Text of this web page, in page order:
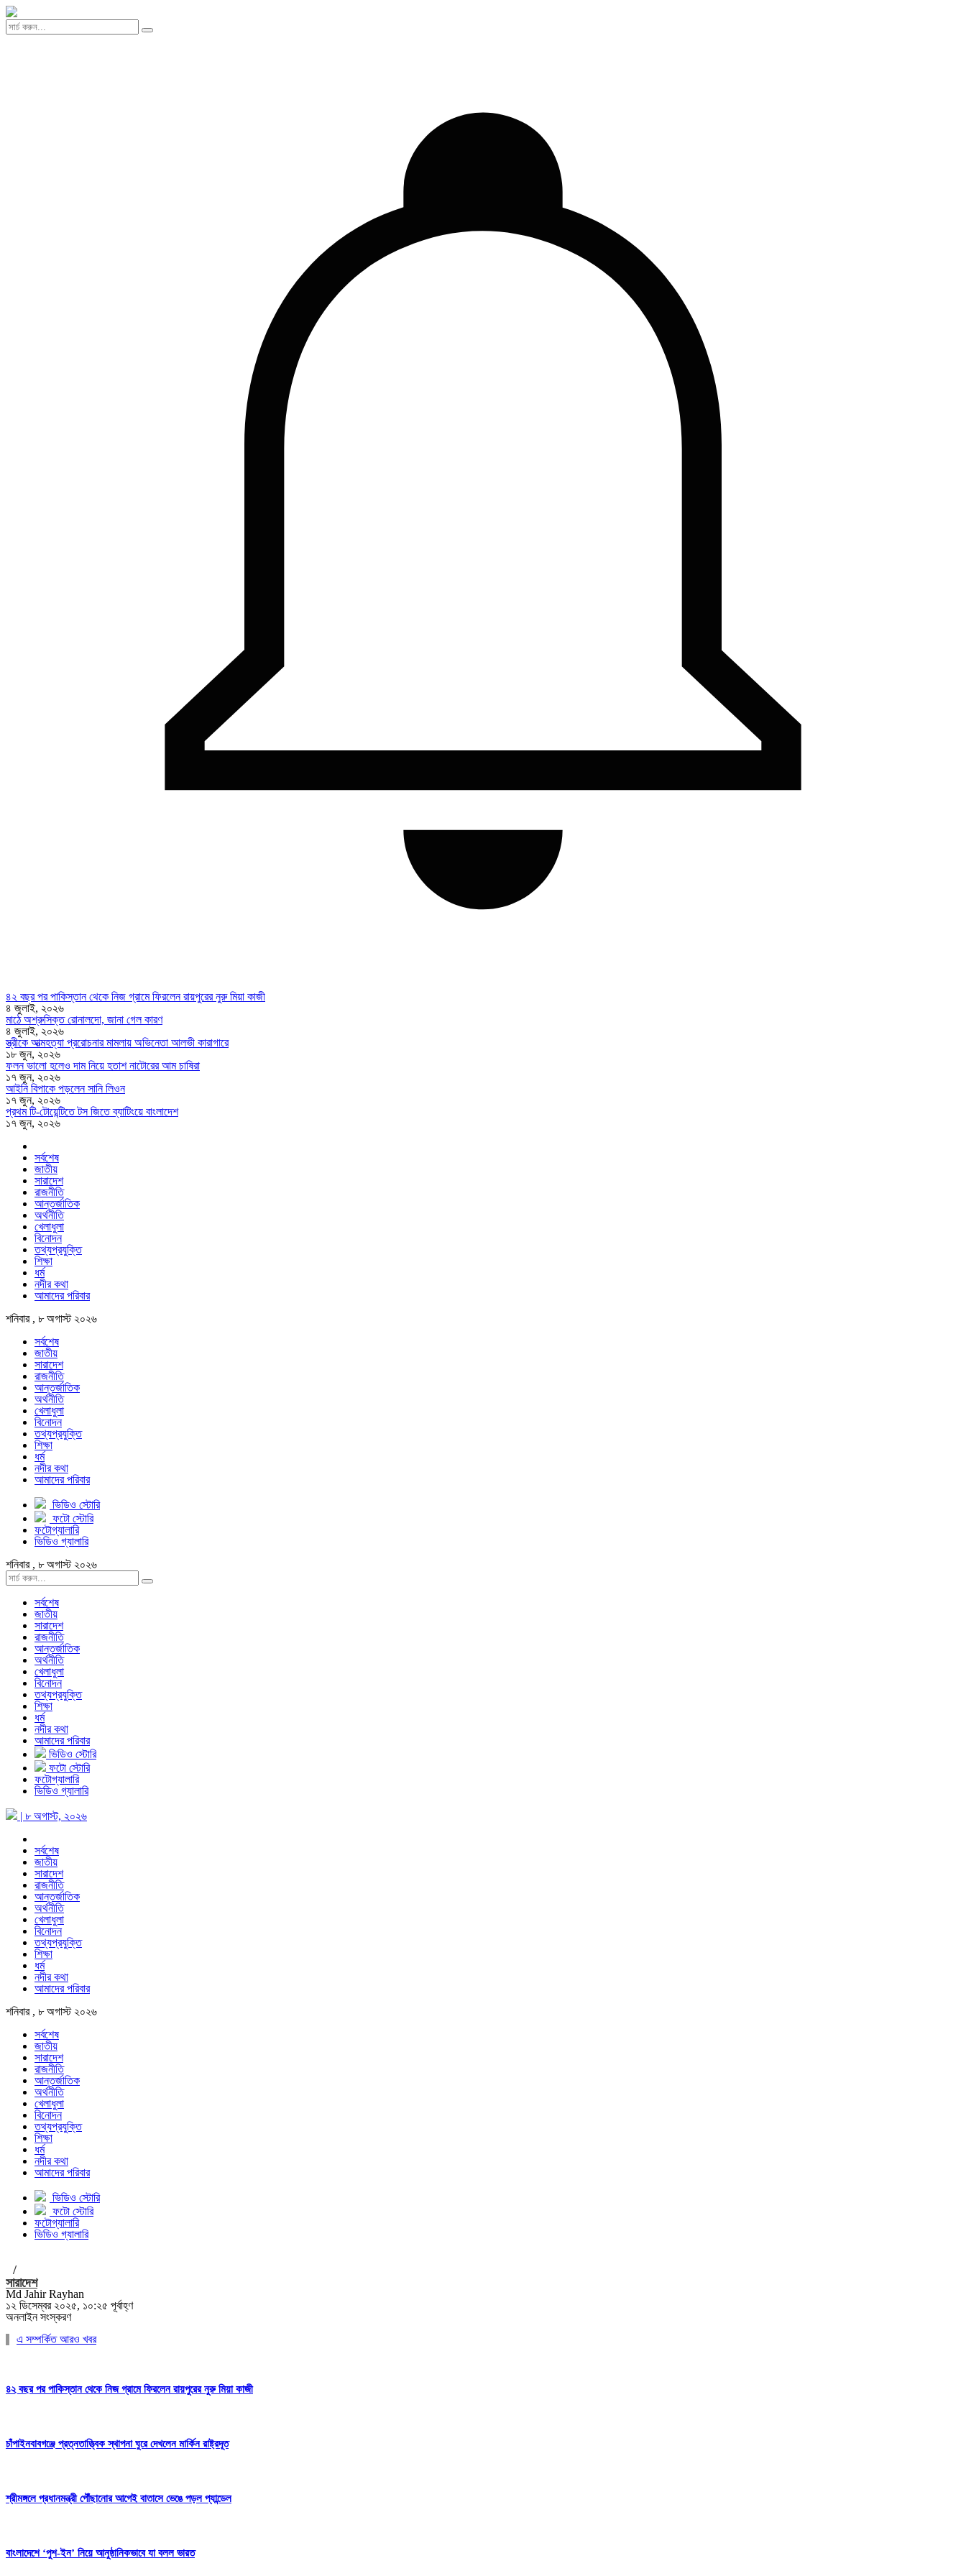
৪২ বছর পর পাকিস্তান থেকে নিজ গ্রামে ফিরলেন রায়পুরের নুরু মিয়া কাজী
৪ জুলাই, ২০২৬
মাঠে অশ্রুসিক্ত রোনালদো, জানা গেল কারণ
৪ জুলাই, ২০২৬
স্ত্রীকে আত্মহত্যা প্ররোচনার মামলায় অভিনেতা আলভী কারাগারে
১৮ জুন, ২০২৬
ফলন ভালো হলেও দাম নিয়ে হতাশ নাটোরের আম চাষিরা
১৭ জুন, ২০২৬
আইনি বিপাকে পড়লেন সানি লিওন
১৭ জুন, ২০২৬
প্রথম টি-টোয়েন্টিতে টস জিতে ব্যাটিংয়ে বাংলাদেশ
১৭ জুন, ২০২৬
সর্বশেষ
জাতীয়
সারাদেশ
রাজনীতি
আন্তর্জাতিক
অর্থনীতি
খেলাধুলা
বিনোদন
তথ্যপ্রযুক্তি
শিক্ষা
ধর্ম
নদীর কথা
আমাদের পরিবার
শনিবার , ৮ অগাস্ট ২০২৬
সর্বশেষ
জাতীয়
সারাদেশ
রাজনীতি
আন্তর্জাতিক
অর্থনীতি
খেলাধুলা
বিনোদন
তথ্যপ্রযুক্তি
শিক্ষা
ধর্ম
নদীর কথা
আমাদের পরিবার
ভিডিও স্টোরি
ফটো স্টোরি
ফটোগ্যালারি
ভিডিও গ্যালারি
শনিবার , ৮ অগাস্ট ২০২৬
সর্বশেষ
জাতীয়
সারাদেশ
রাজনীতি
আন্তর্জাতিক
অর্থনীতি
খেলাধুলা
বিনোদন
তথ্যপ্রযুক্তি
শিক্ষা
ধর্ম
নদীর কথা
আমাদের পরিবার
ভিডিও স্টোরি
ফটো স্টোরি
ফটোগ্যালারি
ভিডিও গ্যালারি
| ৮ অগাস্ট, ২০২৬
সর্বশেষ
জাতীয়
সারাদেশ
রাজনীতি
আন্তর্জাতিক
অর্থনীতি
খেলাধুলা
বিনোদন
তথ্যপ্রযুক্তি
শিক্ষা
ধর্ম
নদীর কথা
আমাদের পরিবার
শনিবার , ৮ অগাস্ট ২০২৬
সর্বশেষ
জাতীয়
সারাদেশ
রাজনীতি
আন্তর্জাতিক
অর্থনীতি
খেলাধুলা
বিনোদন
তথ্যপ্রযুক্তি
শিক্ষা
ধর্ম
নদীর কথা
আমাদের পরিবার
ভিডিও স্টোরি
ফটো স্টোরি
ফটোগ্যালারি
ভিডিও গ্যালারি
/
সারাদেশ
Md Jahir Rayhan
১২ ডিসেম্বর ২০২৫, ১০:২৫ পূর্বাহ্ণ
অনলাইন সংস্করণ
এ সম্পর্কিত আরও খবর
৪২ বছর পর পাকিস্তান থেকে নিজ গ্রামে ফিরলেন রায়পুরের নুরু মিয়া কাজী
চাঁপাইনবাবগঞ্জে প্রত্নতাত্ত্বিক স্থাপনা ঘুরে দেখলেন মার্কিন রাষ্ট্রদূত
শ্রীমঙ্গলে প্রধানমন্ত্রী পৌঁছানোর আগেই বাতাসে ভেঙে পড়ল প্যান্ডেল
বাংলাদেশে ‘পুশ-ইন’ নিয়ে আনুষ্ঠানিকভাবে যা বলল ভারত